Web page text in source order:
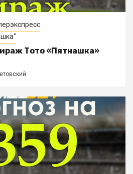
Тото «Пятнашка»